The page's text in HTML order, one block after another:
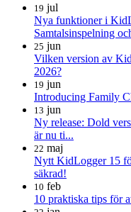
19 jul
Nya funktioner i
Samtalsinspelning
25 jun
Vilken version av
2026?
19 jun
Introducing Family
13 jun
Ny release: Dold
är nu ti...
22 maj
Nytt KidLogger 15
säkrad!
10 feb
10 praktiska tips för